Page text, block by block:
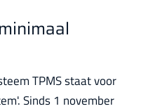
TPMS staat voor
Sinds 1 november